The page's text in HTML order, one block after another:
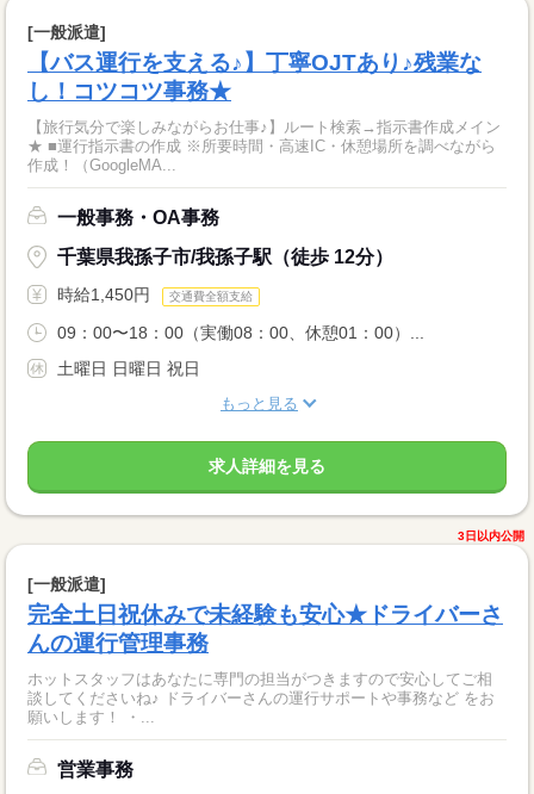
[一般派遣]
【バス運行を支える♪】丁寧OJTあり♪残業な
し！コツコツ事務★
【旅行気分で楽しみながらお仕事♪】ルート検索→指示書作成メイン
★ ■運行指示書の作成 ※所要時間・高速IC・休憩場所を調べながら
作成！（GoogleMA...
一般事務・OA事務
千葉県我孫子市/我孫子駅（徒歩 12分）
時給1,450円 交通費全額支給
09：00〜18：00（実働08：00、休憩01：00）...
土曜日 日曜日 祝日
もっと見る
求人詳細を見る
3日以内公開
[一般派遣]
完全土日祝休みで未経験も安心★ドライバーさ
んの運行管理事務
ホットスタッフはあなたに専門の担当がつきますので安心してご相
談してくださいね♪ ドライバーさんの運行サポートや事務など をお
願いします！ ・...
営業事務